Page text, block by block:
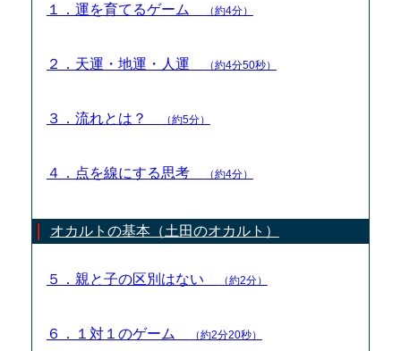
１．運を育てるゲーム （約4分）
２．天運・地運・人運 （約4分50秒）
３．流れとは？ （約5分）
４．点を線にする思考 （約4分）
オカルトの基本（土田のオカルト）
５．親と子の区別はない （約2分）
６．１対１のゲーム （約2分20秒）